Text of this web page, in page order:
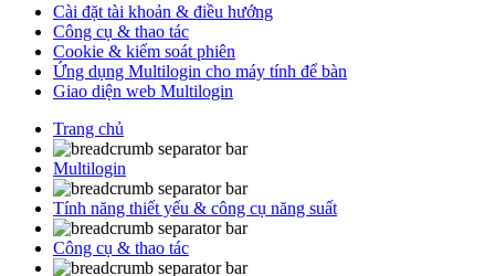
Cài đặt tài khoản & điều hướng
Công cụ & thao tác
Cookie & kiểm soát phiên
Ứng dụng Multilogin cho máy tính để bàn
Giao diện web Multilogin
Trang chủ
Multilogin
Tính năng thiết yếu & công cụ năng suất
Công cụ & thao tác